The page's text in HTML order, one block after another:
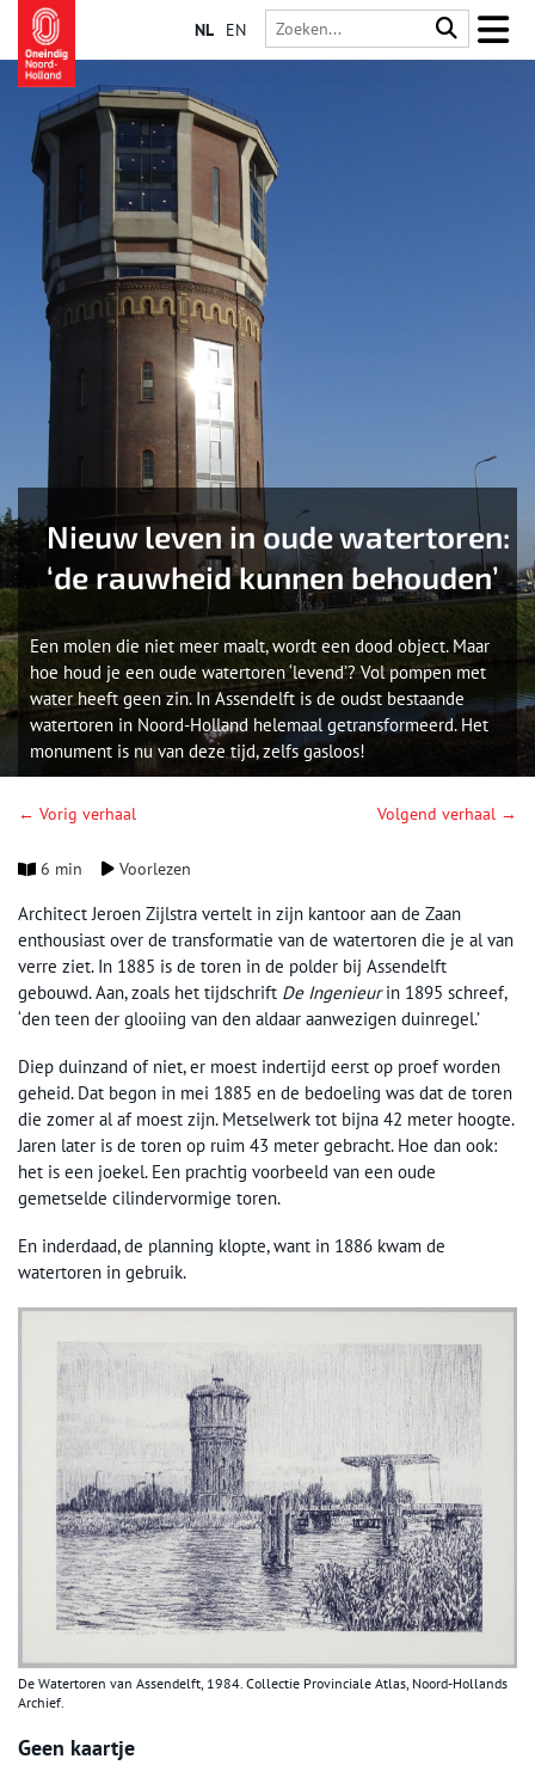
NL EN
Nieuw leven in oude watertoren:
‘de rauwheid kunnen behouden’
Een molen die niet meer maalt, wordt een dood object. Maar
hoe houd je een oude watertoren ‘levend’? Vol pompen met
water heeft geen zin. In Assendelft is de oudst bestaande
watertoren in Noord-Holland helemaal getransformeerd. Het
monument is nu van deze tijd, zelfs gasloos!
← Vorig verhaal Volgend verhaal →
6 min Voorlezen
Architect Jeroen Zijlstra vertelt in zijn kantoor aan de Zaan
enthousiast over de transformatie van de watertoren die je al van
verre ziet. In 1885 is de toren in de polder bij Assendelft
gebouwd. Aan, zoals het tijdschrift De Ingenieurin 1895 schreef,
‘den teen der glooiing van den aldaar aanwezigen duinregel.’
Diep duinzand of niet, er moest indertijd eerst op proef worden
geheid. Dat begon in mei 1885 en de bedoeling was dat de toren
die zomer al af moest zijn. Metselwerk tot bijna 42 meter hoogte.
Jaren later is de toren op ruim 43 meter gebracht. Hoe dan ook:
het is een joekel. Een prachtig voorbeeld van een oude
gemetselde cilindervormige toren.
En inderdaad, de planning klopte, want in 1886 kwam de
watertoren in gebruik.
De Watertoren van Assendelft, 1984. Collectie Provinciale Atlas, Noord-Hollands
Archief.
Geen kaartje